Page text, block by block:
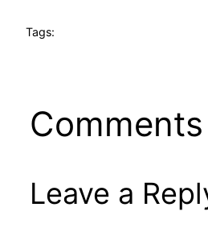
Tags:
Comments
Leave a